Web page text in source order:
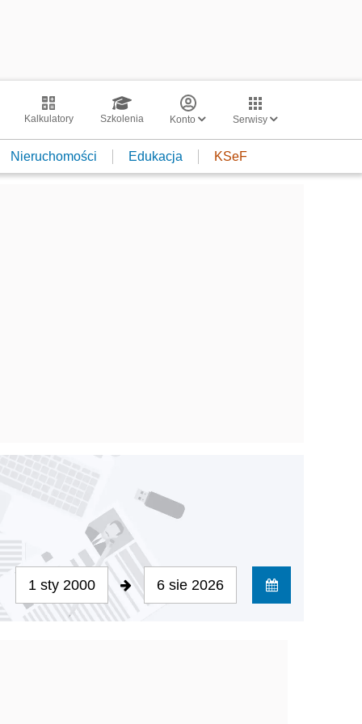
Kalkulatory Szkolenia Konto Serwisy
Nieruchomości Edukacja KSeF
1 sty 2000 6 sie 2026